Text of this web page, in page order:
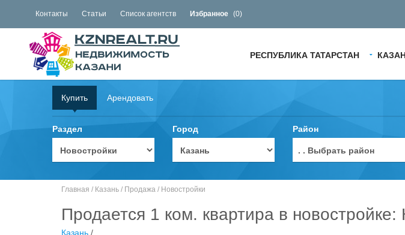
Контакты Статьи Список агентств Избранное (0)
РЕСПУБЛИКА ТАТАРСТАН
Купить Арендовать
Раздел Город Район
. . Выбрать район
Главная / Казань / Продажа / Новостройки
Продается 1 ком. квартира в новостройке:
Казань /